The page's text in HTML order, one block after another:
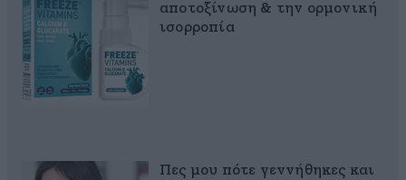
αποτοξίνωση & την ορμονική
ισορροπία
Πες μου πότε γεννήθηκες και